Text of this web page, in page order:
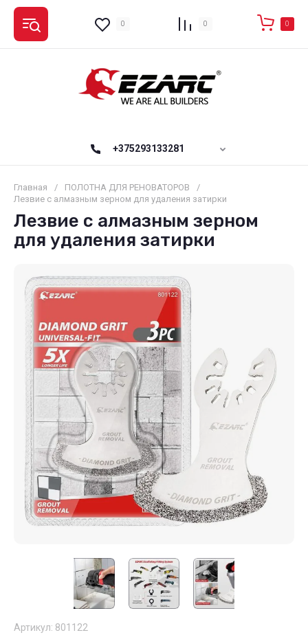
0 0 0
+375293133281
Главная / ПОЛОТНА ДЛЯ РЕНОВАТОРОВ
/
Лезвие с алмазным зерном для удаления затирки
Лезвие с алмазным зерном
для удаления затирки
Артикул: 801122